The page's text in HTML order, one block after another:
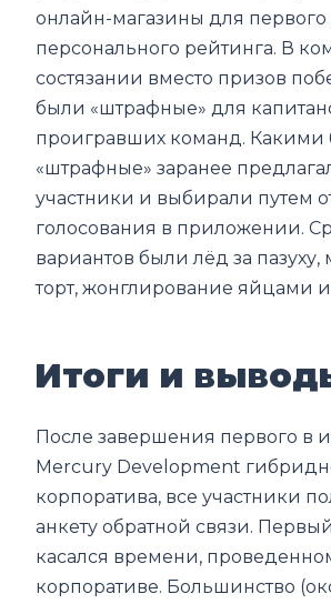
онлайн-магазины для первого
персонального рейтинга. В
состязании вместо призов
были «штрафные» для
проигравших команд. Какими
«штрафные» заранее
участники и выбирали путем
голосования в приложении.
вариантов были лёд за пазуху,
торт, жонглирование яйцами и
Итоги и
После завершения первого в
Mercury Development
корпоратива, все участники
анкету обратной связи.
касался времени,
корпоративе. Большинство